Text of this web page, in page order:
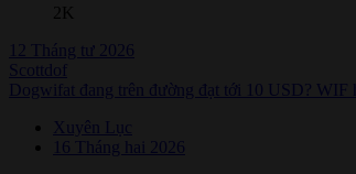
2K
12 Tháng tư 2026
Scottdof
Dogwifat đang trên đường đạt tới 10 USD?
Xuyên Lục
16 Tháng hai 2026